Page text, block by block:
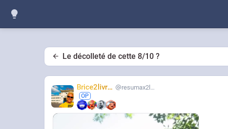
Le décolleté de cette 8/10 ?
Brice2livres resumax2livres